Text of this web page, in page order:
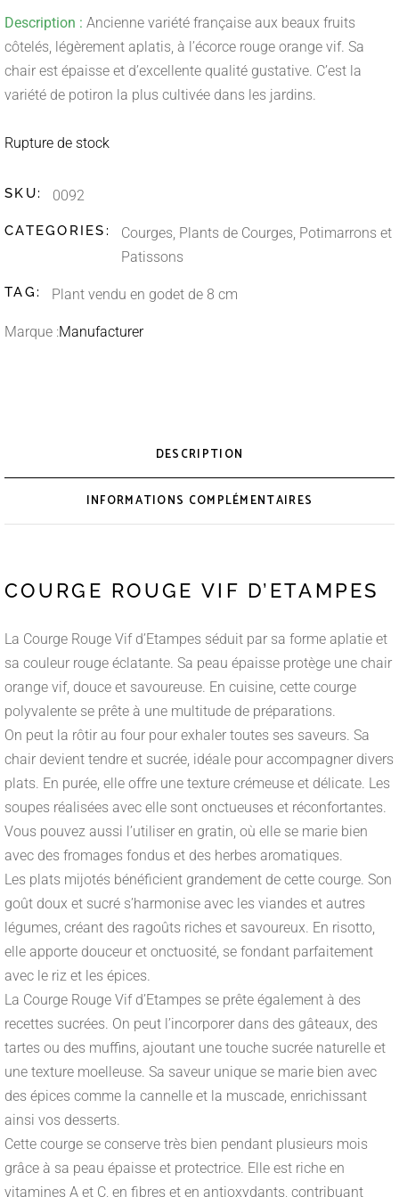
Description : Ancienne variété française aux beaux fruits
côtelés, légèrement aplatis, à l’écorce rouge orange vif. Sa
chair est épaisse et d’excellente qualité gustative. C’est la
variété de potiron la plus cultivée dans les jardins.
Rupture de stock
SKU: 0092
CATEGORIES: Courges, Plants de Courges, Potimarrons et
Patissons
TAG: Plant vendu en godet de 8 cm
Marque :Manufacturer
DESCRIPTION
INFORMATIONS COMPLÉMENTAIRES
COURGE ROUGE VIF D’ETAMPES
La Courge Rouge Vif d’Etampes séduit par sa forme aplatie et
sa couleur rouge éclatante. Sa peau épaisse protège une chair
orange vif, douce et savoureuse. En cuisine, cette courge
polyvalente se prête à une multitude de préparations.
On peut la rôtir au four pour exhaler toutes ses saveurs. Sa
chair devient tendre et sucrée, idéale pour accompagner divers
plats. En purée, elle offre une texture crémeuse et délicate. Les
soupes réalisées avec elle sont onctueuses et réconfortantes.
Vous pouvez aussi l’utiliser en gratin, où elle se marie bien
avec des fromages fondus et des herbes aromatiques.
Les plats mijotés bénéficient grandement de cette courge. Son
goût doux et sucré s’harmonise avec les viandes et autres
légumes, créant des ragoûts riches et savoureux. En risotto,
elle apporte douceur et onctuosité, se fondant parfaitement
avec le riz et les épices.
La Courge Rouge Vif d’Etampes se prête également à des
recettes sucrées. On peut l’incorporer dans des gâteaux, des
tartes ou des muffins, ajoutant une touche sucrée naturelle et
une texture moelleuse. Sa saveur unique se marie bien avec
des épices comme la cannelle et la muscade, enrichissant
ainsi vos desserts.
Cette courge se conserve très bien pendant plusieurs mois
grâce à sa peau épaisse et protectrice. Elle est riche en
vitamines A et C, en fibres et en antioxydants, contribuant